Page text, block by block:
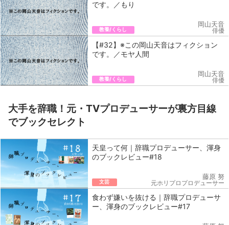
です。／もり
教養/くらし
岡山天音
俳優
【#32】※この岡山天音はフィクション
です。／モヤ人間
教養/くらし
岡山天音
俳優
大手を辞職！元・TVプロデューサーが裏方目線
でブックセレクト
天皇って何｜辞職プロデューサー、渾身
のブックレビュー#18
文芸
藤原 努
元ホリプロプロデューサー
食わず嫌いを抜ける｜辞職プロデューサ
ー、渾身のブックレビュー#17